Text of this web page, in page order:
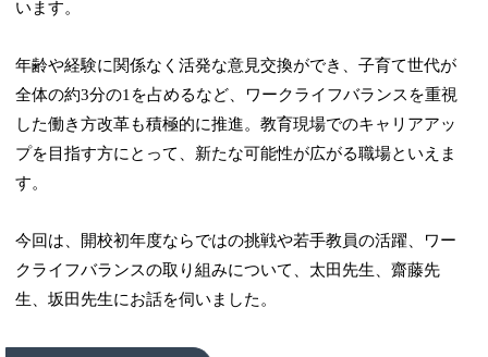
います。
年齢や経験に関係なく活発な意見交換ができ、子育て世代が
全体の約3分の1を占めるなど、ワークライフバランスを重視
した働き方改革も積極的に推進。教育現場でのキャリアアッ
プを目指す方にとって、新たな可能性が広がる職場といえま
す。
今回は、開校初年度ならではの挑戦や若手教員の活躍、ワー
クライフバランスの取り組みについて、太田先生、齋藤先
生、坂田先生にお話を伺いました。